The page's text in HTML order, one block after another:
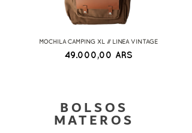
MOCHILA CAMPING XL // LINEA VINTAGE
Precio
49.000,00 ARS
BOLSOS
MATEROS